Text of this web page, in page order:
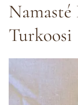
Turkoosi